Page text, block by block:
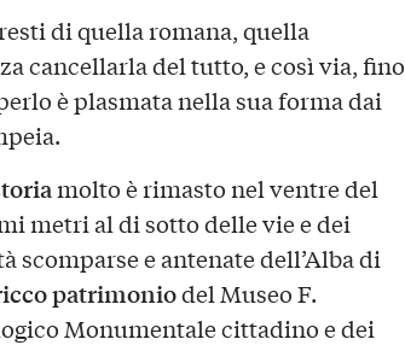
di quella romana, quella
cancellarla del tutto, e così via, fino
è plasmata nella sua forma dai
molto è rimasto nel ventre del
metri al di sotto delle vie e dei
e antenate dell’Alba di
patrimoniodel Museo F.
Monumentale cittadino e dei